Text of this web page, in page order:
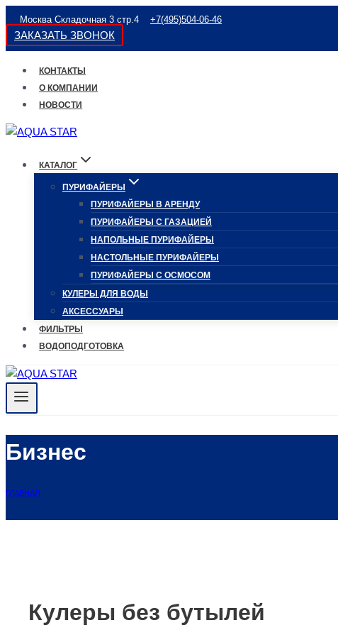
Перейти
содержимому
Москва Складочная 3 стр.4 +7(495)504-06-46
ЗАКАЗАТЬ ЗВОНОК
КОНТАКТЫ
О КОМПАНИИ
НОВОСТИ
КАТАЛОГ
ПУРИФАЙЕРЫ
ПУРИФАЙЕРЫ В АРЕНДУ
ПУРИФАЙЕРЫ С ГАЗАЦИЕЙ
НАПОЛЬНЫЕ ПУРИФАЙЕРЫ
НАСТОЛЬНЫЕ ПУРИФАЙЕРЫ
ПУРИФАЙЕРЫ С ОСМОСОМ
КУЛЕРЫ ДЛЯ ВОДЫ
АКСЕССУАРЫ
ФИЛЬТРЫ
ВОДОПОДГОТОВКА
Бизнес
ГЛАВНАЯ
Кулеры без бутылей